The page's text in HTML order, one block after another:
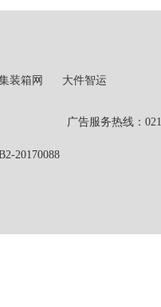
装箱网
大件智运
司 广告服务热线：021-
20170088